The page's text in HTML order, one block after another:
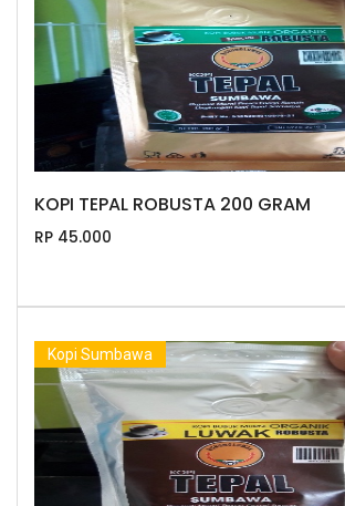
KOPI TEPAL ROBUSTA 200 GRAM
RP 45.000
Kopi Sumbawa